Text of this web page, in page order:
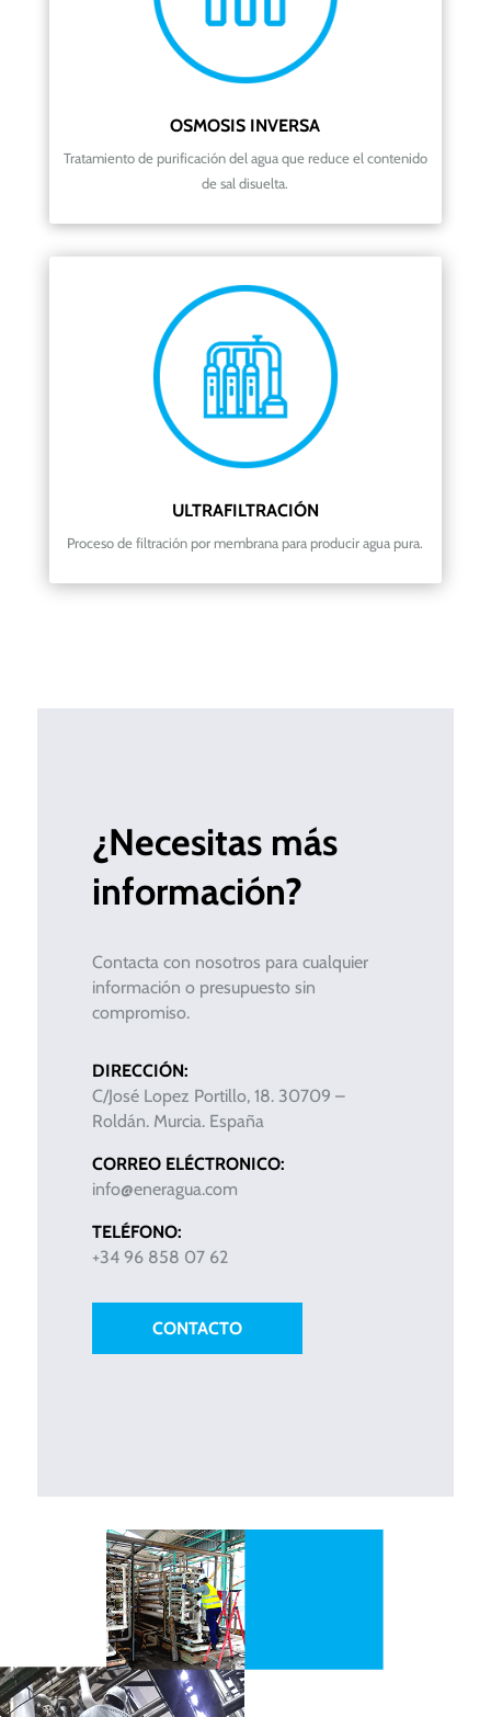
OSMOSIS INVERSA
Tratamiento de purificación del agua que reduce el contenido
de sal disuelta.
ULTRAFILTRACIÓN
Proceso de filtración por membrana para producir agua pura.
¿Necesitas más
información?
Contacta con nosotros para cualquier
información o presupuesto sin
compromiso.
DIRECCIÓN:
C/José Lopez Portillo, 18. 30709 –
Roldán. Murcia. España
CORREO ELÉCTRONICO:
info@eneragua.com
TELÉFONO:
+34 96 858 07 62
CONTACTO